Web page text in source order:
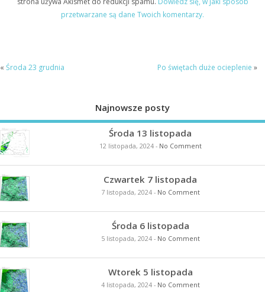
przetwarzane są dane Twoich komentarzy.
« Środa 23 grudnia Po świętach duże ocieplenie »
Najnowsze posty
Środa 13 listopada
12 listopada, 2024- No Comment
Czwartek 7 listopada
7 listopada, 2024- No Comment
Środa 6 listopada
5 listopada, 2024- No Comment
Wtorek 5 listopada
4 listopada, 2024- No Comment